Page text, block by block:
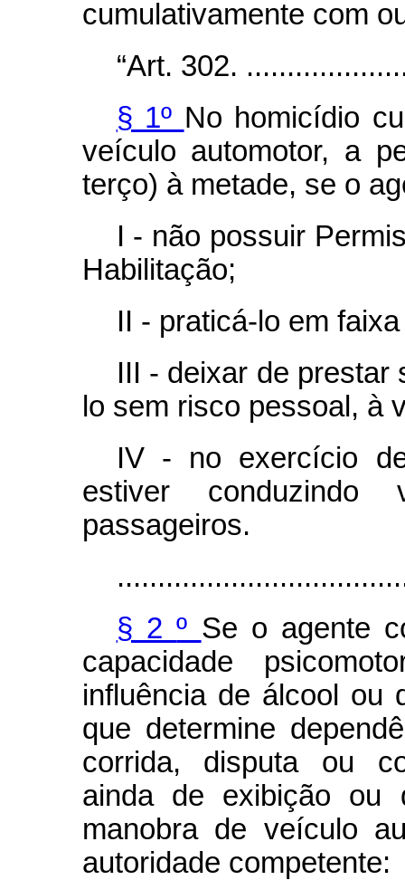
cumulativamente com
“Art. 302.
§ 1º No homicídio
veículo automotor, a
terço) à metade, se o
I - não possuir
Habilitação;
II - praticá-lo em
III - deixar de prestar
lo sem risco pessoal, à
IV - no exercício
estiver
passageiros.
§ 2º Se o agente
capacidade
influência de álcool ou
que determine
corrida, disputa ou
ainda de exibição ou
manobra de veículo
autoridade competente: